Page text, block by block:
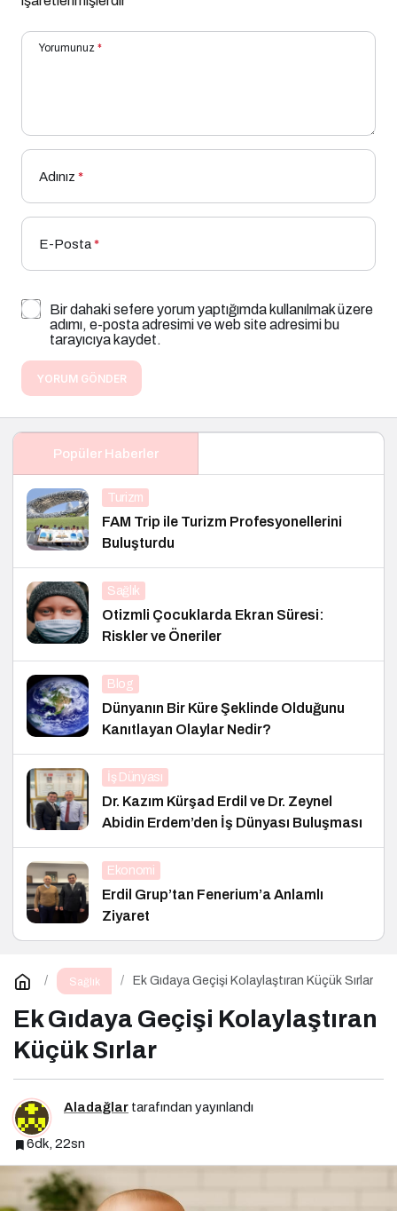
Yorumunuz *
Adınız *
E-Posta*
Bir dahaki sefere yorum yaptığımda kullanılmak üzere
adımı, e-posta adresimi ve web site adresimi bu
tarayıcıya kaydet.
YORUM GÖNDER
Popüler Haberler
Turizm
FAM Trip ile Turizm Profesyonellerini
Buluşturdu
Sağlık
Otizmli Çocuklarda Ekran Süresi:
Riskler ve Öneriler
Blog
Dünyanın Bir Küre Şeklinde Olduğunu
Kanıtlayan Olaylar Nedir?
İş Dünyası
Dr. Kazım Kürşad Erdil ve Dr. Zeynel
Abidin Erdem’den İş Dünyası Buluşması
Ekonomi
Erdil Grup’tan Fenerium’a Anlamlı
Ziyaret
Sağlık Ek Gıdaya Geçişi Kolaylaştıran Küçük Sırlar
Ek Gıdaya Geçişi Kolaylaştıran
Küçük Sırlar
Aladağlar tarafından yayınlandı
6dk, 22sn